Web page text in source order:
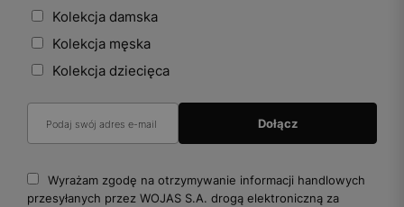
Kolekcja damska
Kolekcja męska
Kolekcja dziecięca
Wyrażam zgodę na otrzymywanie informacji handlowych
przesyłanych przez WOJAS S.A. drogą elektroniczną za